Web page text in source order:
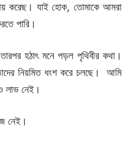
করেছ। যাই হোক, তোমাকে আমরা
পারি।
হঠাৎ মনে পড়ল পৃথিবীর কথা।
তাদের নিয়মিত ধংশ করে চলছে। আমি
লাভ নেই।
নেই।